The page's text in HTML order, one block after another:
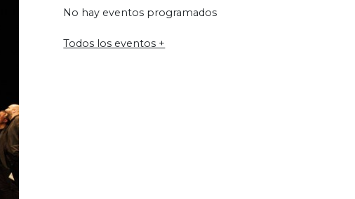
No hay eventos programados
Todos los eventos +